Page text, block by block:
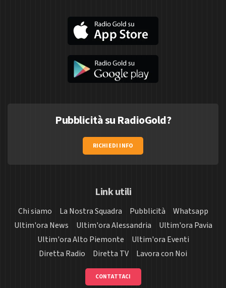
Pubblicità su RadioGold?
RICHIEDI INFO
Link utili
Chi siamo La Nostra Squadra Pubblicità
Whatsapp
Ultim'ora News
Ultim'ora Alessandria
Ultim'ora Pavia
Ultim'ora Alto Piemonte
Ultim'ora Eventi
Diretta Radio
Diretta TV Lavora con Noi
CONTATTACI